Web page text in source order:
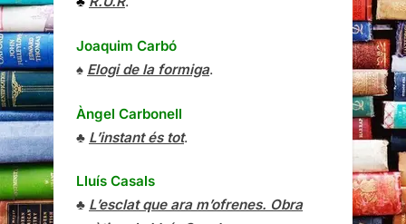
Joaquim Carbó
♠ Elogi de la formiga.
Àngel Carbonell
♣ L’instant és tot.
Lluís Casals
♣ L’esclat que ara m’ofrenes. Obra